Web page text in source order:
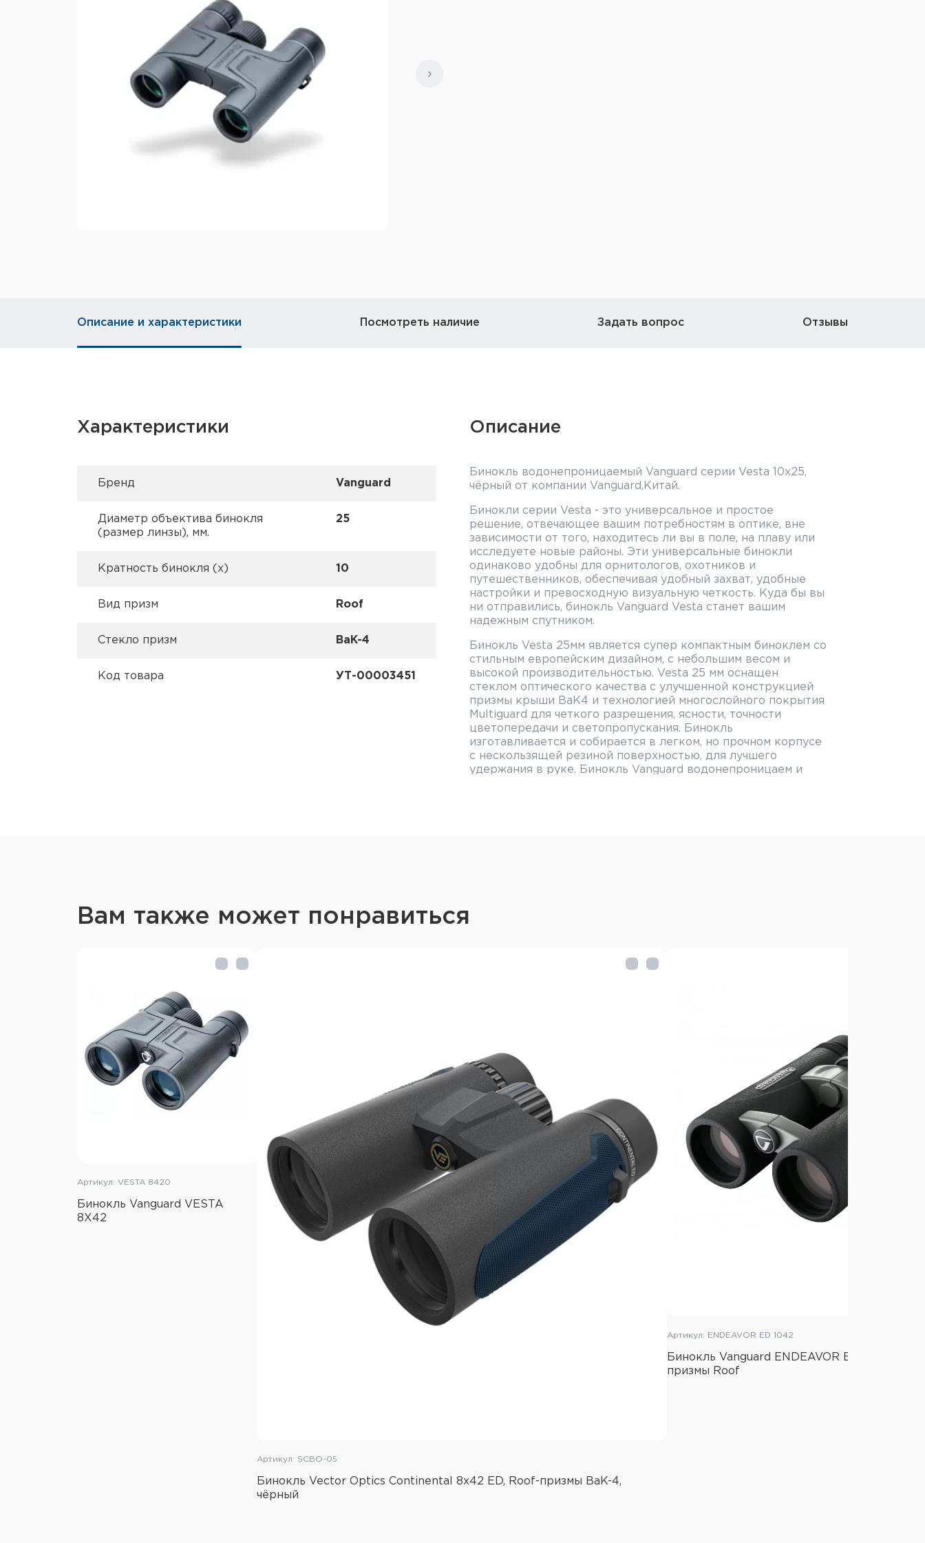
Описание и характеристики Посмотреть наличие Задать вопрос Отзывы
Характеристики
Брeнд Vanguard
Диаметр объектива бинокля
(размер линзы), мм.
25
Кратность бинокля (х) 10
Вид призм Roof
Стекло призм BaK-4
Код товара УТ-00003451
Описание
Бинокль водонепроницаемый Vanguard серии Vesta 10x25,
чёрный от компании Vanguard,Китай.
Бинокли серии Vesta - это универсальное и простое
решение, отвечающее вашим потребностям в оптике, вне
зависимости от того, находитесь ли вы в поле, на плаву или
исследуете новые районы. Эти универсальные бинокли
одинаково удобны для орнитологов, охотников и
путешественников, обеспечивая удобный захват, удобные
настройки и превосходную визуальную четкость. Куда бы вы
ни отправились, бинокль Vanguard Vesta станет вашим
надежным спутником.
Бинокль Vesta 25мм является супер компактным биноклем со
стильным европейским дизайном, с небольшим весом и
высокой производительностью. Vesta 25 мм оснащен
стеклом оптического качества с улучшенной конструкцией
призмы крыши BaK4 и технологией многослойного покрытия
Multiguard для четкого разрешения, ясности, точности
цветопередачи и светопропускания. Бинокль
изготавливается и собирается в легком, но прочном корпусе
с нескользящей резиной поверхностью, для лучшего
удержания в руке. Бинокль Vanguard водонепроницаем и
Поле зрения на расстоянии
1000 м
Угол поля зрения
Диаметр выходного зрачка
Вынесенная окулярная точка
Призма
BaK4
Относительная яркость
6,2
Сумеречный фактор
Минимальное расстояние
фокусировки
Межзрачковое регулирование
Диоптрийная коррекция
Материал
Цвет
Водонепроницаемый
Противотуманный
Покрытие линз
Коробка
236 г.
Вам также может понравиться
Артикул: VESTA 8420
Бинокль Vanguard VESTA
8X42
Артикул: SCBO-05
Бинокль Vector Optics Continental 8x42 ED, Roof-призмы BaK-4,
чёрный
Артикул: ENDEAVOR ED 1042
Бинокль Vanguard ENDEAVOR ED 10х42,
призмы Roof